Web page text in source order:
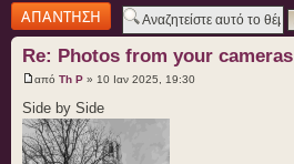
Δημιουργία
απάντησης
Re: Photos from your cameras
από Th P » 10 Ιαν 2025, 19:30
Side by Side